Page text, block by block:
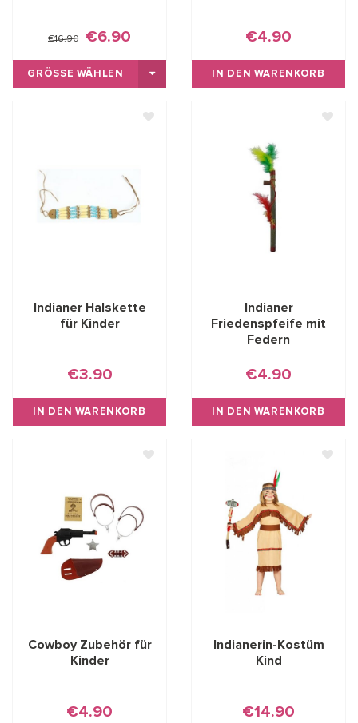
€16.90 €6.90
GRÖSSE WÄHLEN
€4.90
IN DEN WARENKORB
Indianer Halskette
für Kinder
€3.90
IN DEN WARENKORB
Indianer
Friedenspfeife mit
Federn
€4.90
IN DEN WARENKORB
Cowboy Zubehör für
Kinder
€4.90
Indianerin-Kostüm
Kind
€14.90